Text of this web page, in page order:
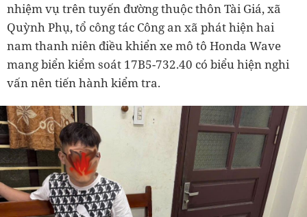
nhiệm vụ trên tuyến đường thuộc thôn Tài Giá, xã
Quỳnh Phụ, tổ công tác Công an xã phát hiện hai
nam thanh niên điều khiển xe mô tô Honda Wave
mang biển kiểm soát 17B5-732.40 có biểu hiện nghi
vấn nên tiến hành kiểm tra.